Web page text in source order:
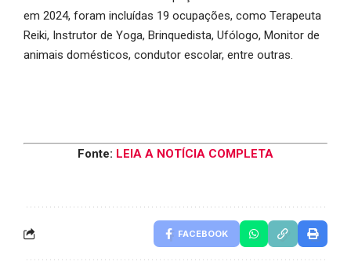
em 2024, foram incluídas 19 ocupações, como Terapeuta
Reiki, Instrutor de Yoga, Brinquedista, Ufólogo, Monitor de
animais domésticos, condutor escolar, entre outras.
Fonte: LEIA A NOTÍCIA COMPLETA
FACEBOOK